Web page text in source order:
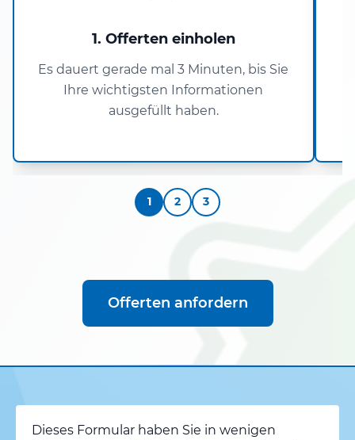
1. Offerten einholen
Es dauert gerade mal 3 Minuten, bis Sie
Ihre wichtigsten Informationen
ausgefüllt haben.
1 2 3
Offerten anfordern
Dieses Formular haben Sie in wenigen